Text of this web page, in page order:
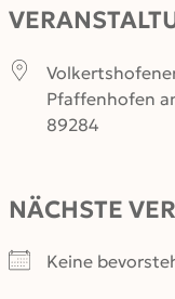
Pfaffenhofen
89284
NÄCHSTE
Keine